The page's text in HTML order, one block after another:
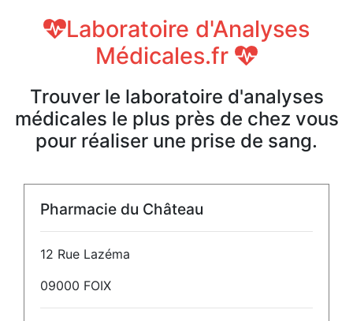
Laboratoire d'Analyses
Médicales.fr
Trouver le laboratoire d'analyses
médicales le plus près de chez vous
pour réaliser une prise de sang.
Pharmacie du Château
12 Rue Lazéma
09000 FOIX